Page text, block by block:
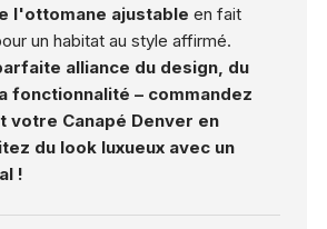
l'ottomane ajustable en fait
un habitat au style affirmé.
alliance du design, du
fonctionnalité – commandez
votre Canapé Denver en
du look luxueux avec un
!